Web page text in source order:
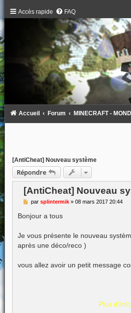
Accès rapide FAQ
Accueil Forum MINECRAFT -
[AntiCheat] Nouveau système
Répondre
[AntiCheat] Nouveau
M
s
s
e
parsplintermik »08 mars 2017 20:44
Bonjour a tous
Je vous présente le nouveau
après une déco/reco )
vous allez avoir un petit message
Plus